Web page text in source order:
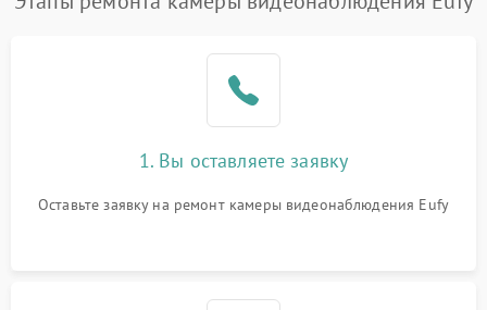
1. Вы оставляете заявку
Оставьте заявку на ремонт камеры видеонаблюдения Eufy